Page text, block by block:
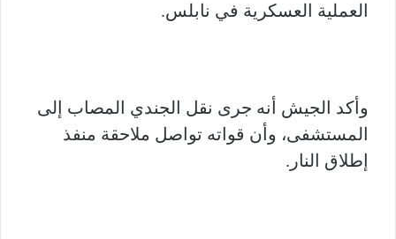
العملية العسكرية في نابلس.
وأكد الجيش أنه جرى نقل الجندي المصاب إلى
المستشفى، وأن قواته تواصل ملاحقة منفذ
إطلاق النار.